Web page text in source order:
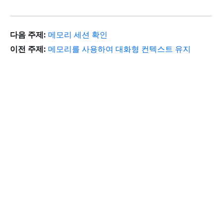
다음 주제: 메모리 세션 확인
이전 주제: 메모리를 사용하여 대화형 컨텍스트 유지